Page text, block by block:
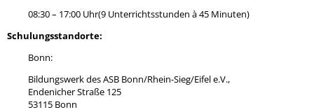
08:30 – 17:00 Uhr(9 Unterrichtsstunden à 45 Minuten)
Schulungsstandorte:
Bonn:
Bildungswerk des ASB Bonn/Rhein-Sieg/Eifel e.V.,
Endenicher Straße 125
53115 Bonn